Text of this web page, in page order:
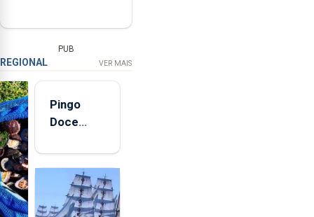
PUB
REGIONAL VER MAIS
Pingo
Doce
quinta-
feira nova
loja em
São